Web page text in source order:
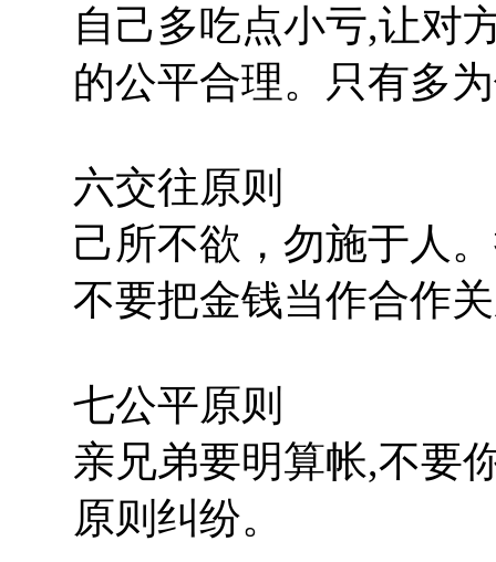
自己多吃点小亏,让对
的公平合理。只有多
六交往原则
己所不欲，勿施于人
不要把金钱当作合作
七公平原则
亲兄弟要明算帐,不要
原则纠纷。